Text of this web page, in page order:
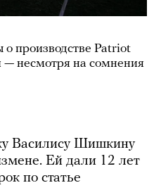
производстве Patriot
— несмотря на сомнения
Василису Шишкину
Ей дали 12 лет
по статье